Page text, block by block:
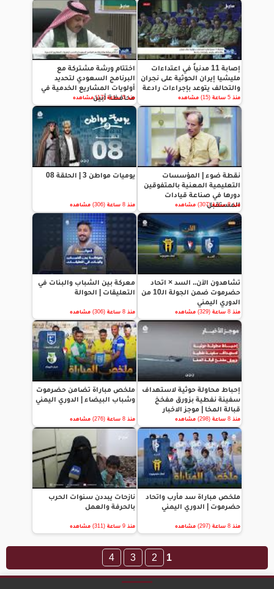
إصابة 11 مدنياً في اعتداءات
مليشيا إيران الحوثية على نجران
والتحالف يتوعد بإجراءات رادعة
منذ 5 ساعة (15) مشاهده
اختتام ورشة مشتركة مع
البرنامج السعودي لتحديد
أولويات المشاريع الخدمية في
محافظة أبين
منذ 5 ساعة (17) مشاهده
نقطة ضوء | المؤسسات
التعليمية المعنية بالمتفوقين
دورها في صناعة قيادات
المستقبل
منذ 8 ساعة (307) مشاهده
يوميات مواطن 3 | الحلقة 08
منذ 8 ساعة (306) مشاهده
تشاهدون الآن.. السد × اتحاد
حضرموت ضمن الجولة الـ10 من
الدوري اليمني
منذ 8 ساعة (329) مشاهده
معركة بين الشباب والبنات في
التعليقات | الحوالة
منذ 8 ساعة (306) مشاهده
إحباط محاولة حوثية لاستهداف
سفينة نفطية بزورق مفخخ
قبالة المخا | موجز الاخبار
منذ 8 ساعة (298) مشاهده
ملخص مباراة تضامن حضرموت
وشباب البيضاء | الدوري اليمني
منذ 8 ساعة (276) مشاهده
ملخص مباراة سد مأرب واتحاد
حضرموت | الدوري اليمني
منذ 8 ساعة (297) مشاهده
نازحات يبددن سنوات الحرب
بالحرفة والعمل
منذ 9 ساعة (311) مشاهده
1
2
3
4